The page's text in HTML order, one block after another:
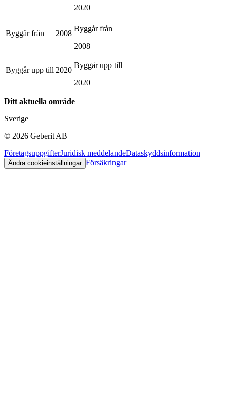
2020
Byggår från 2008
Byggår från
2008
Byggår upp till 2020
Byggår upp till
2020
Ditt aktuella område
Sverige
© 2026 Geberit AB
FöretagsuppgifterJuridisk meddelandeDataskyddsinformation
Ändra cookieinställningar Försäkringar